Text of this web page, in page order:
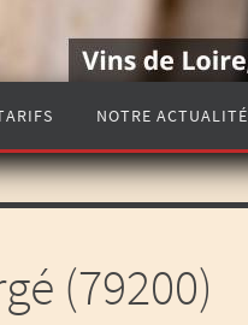
NOTRE ACTUALITÉ
(79200)